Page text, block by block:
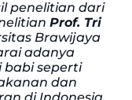
penelitian dari
Prof. Tri
Brawijaya
adanya
seperti
dan